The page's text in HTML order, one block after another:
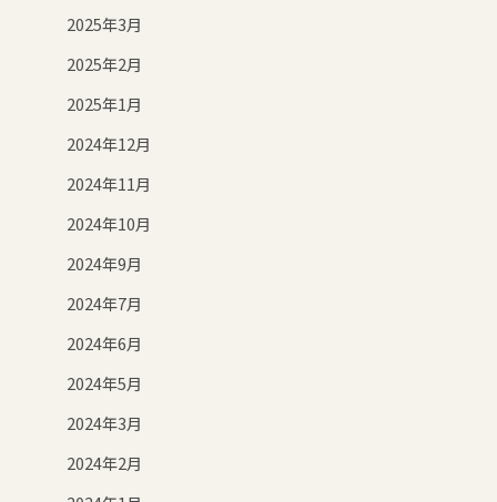
2025年3月
2025年2月
2025年1月
2024年12月
2024年11月
2024年10月
2024年9月
2024年7月
2024年6月
2024年5月
2024年3月
2024年2月